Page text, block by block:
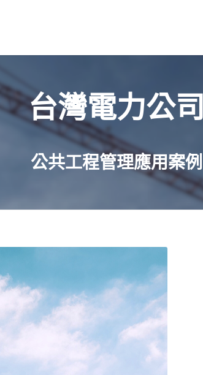
台灣電力公司
公共工程管理應用案例